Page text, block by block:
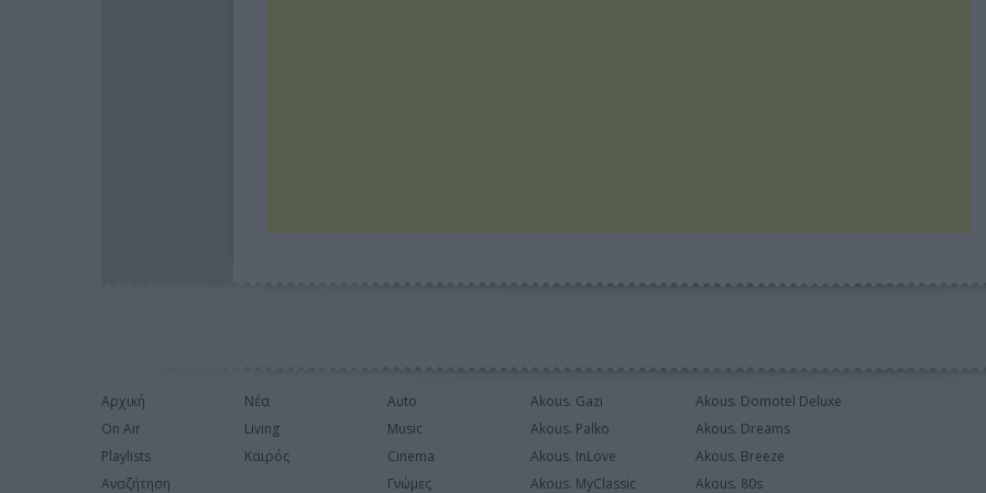
Αρχική
On Air
Playlists
Αναζήτηση
Νέα
Living
Καιρός
Auto
Music
Cinema
Γνώμες
Akous. Gazi
Akous. Palko
Akous. InLove
Akous. MyClassic
Akous. Domotel Deluxe
Akous. Dreams
Akous. Breeze
Akous. 80s